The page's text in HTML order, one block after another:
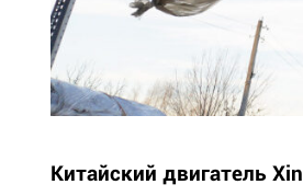
Китайский двигатель